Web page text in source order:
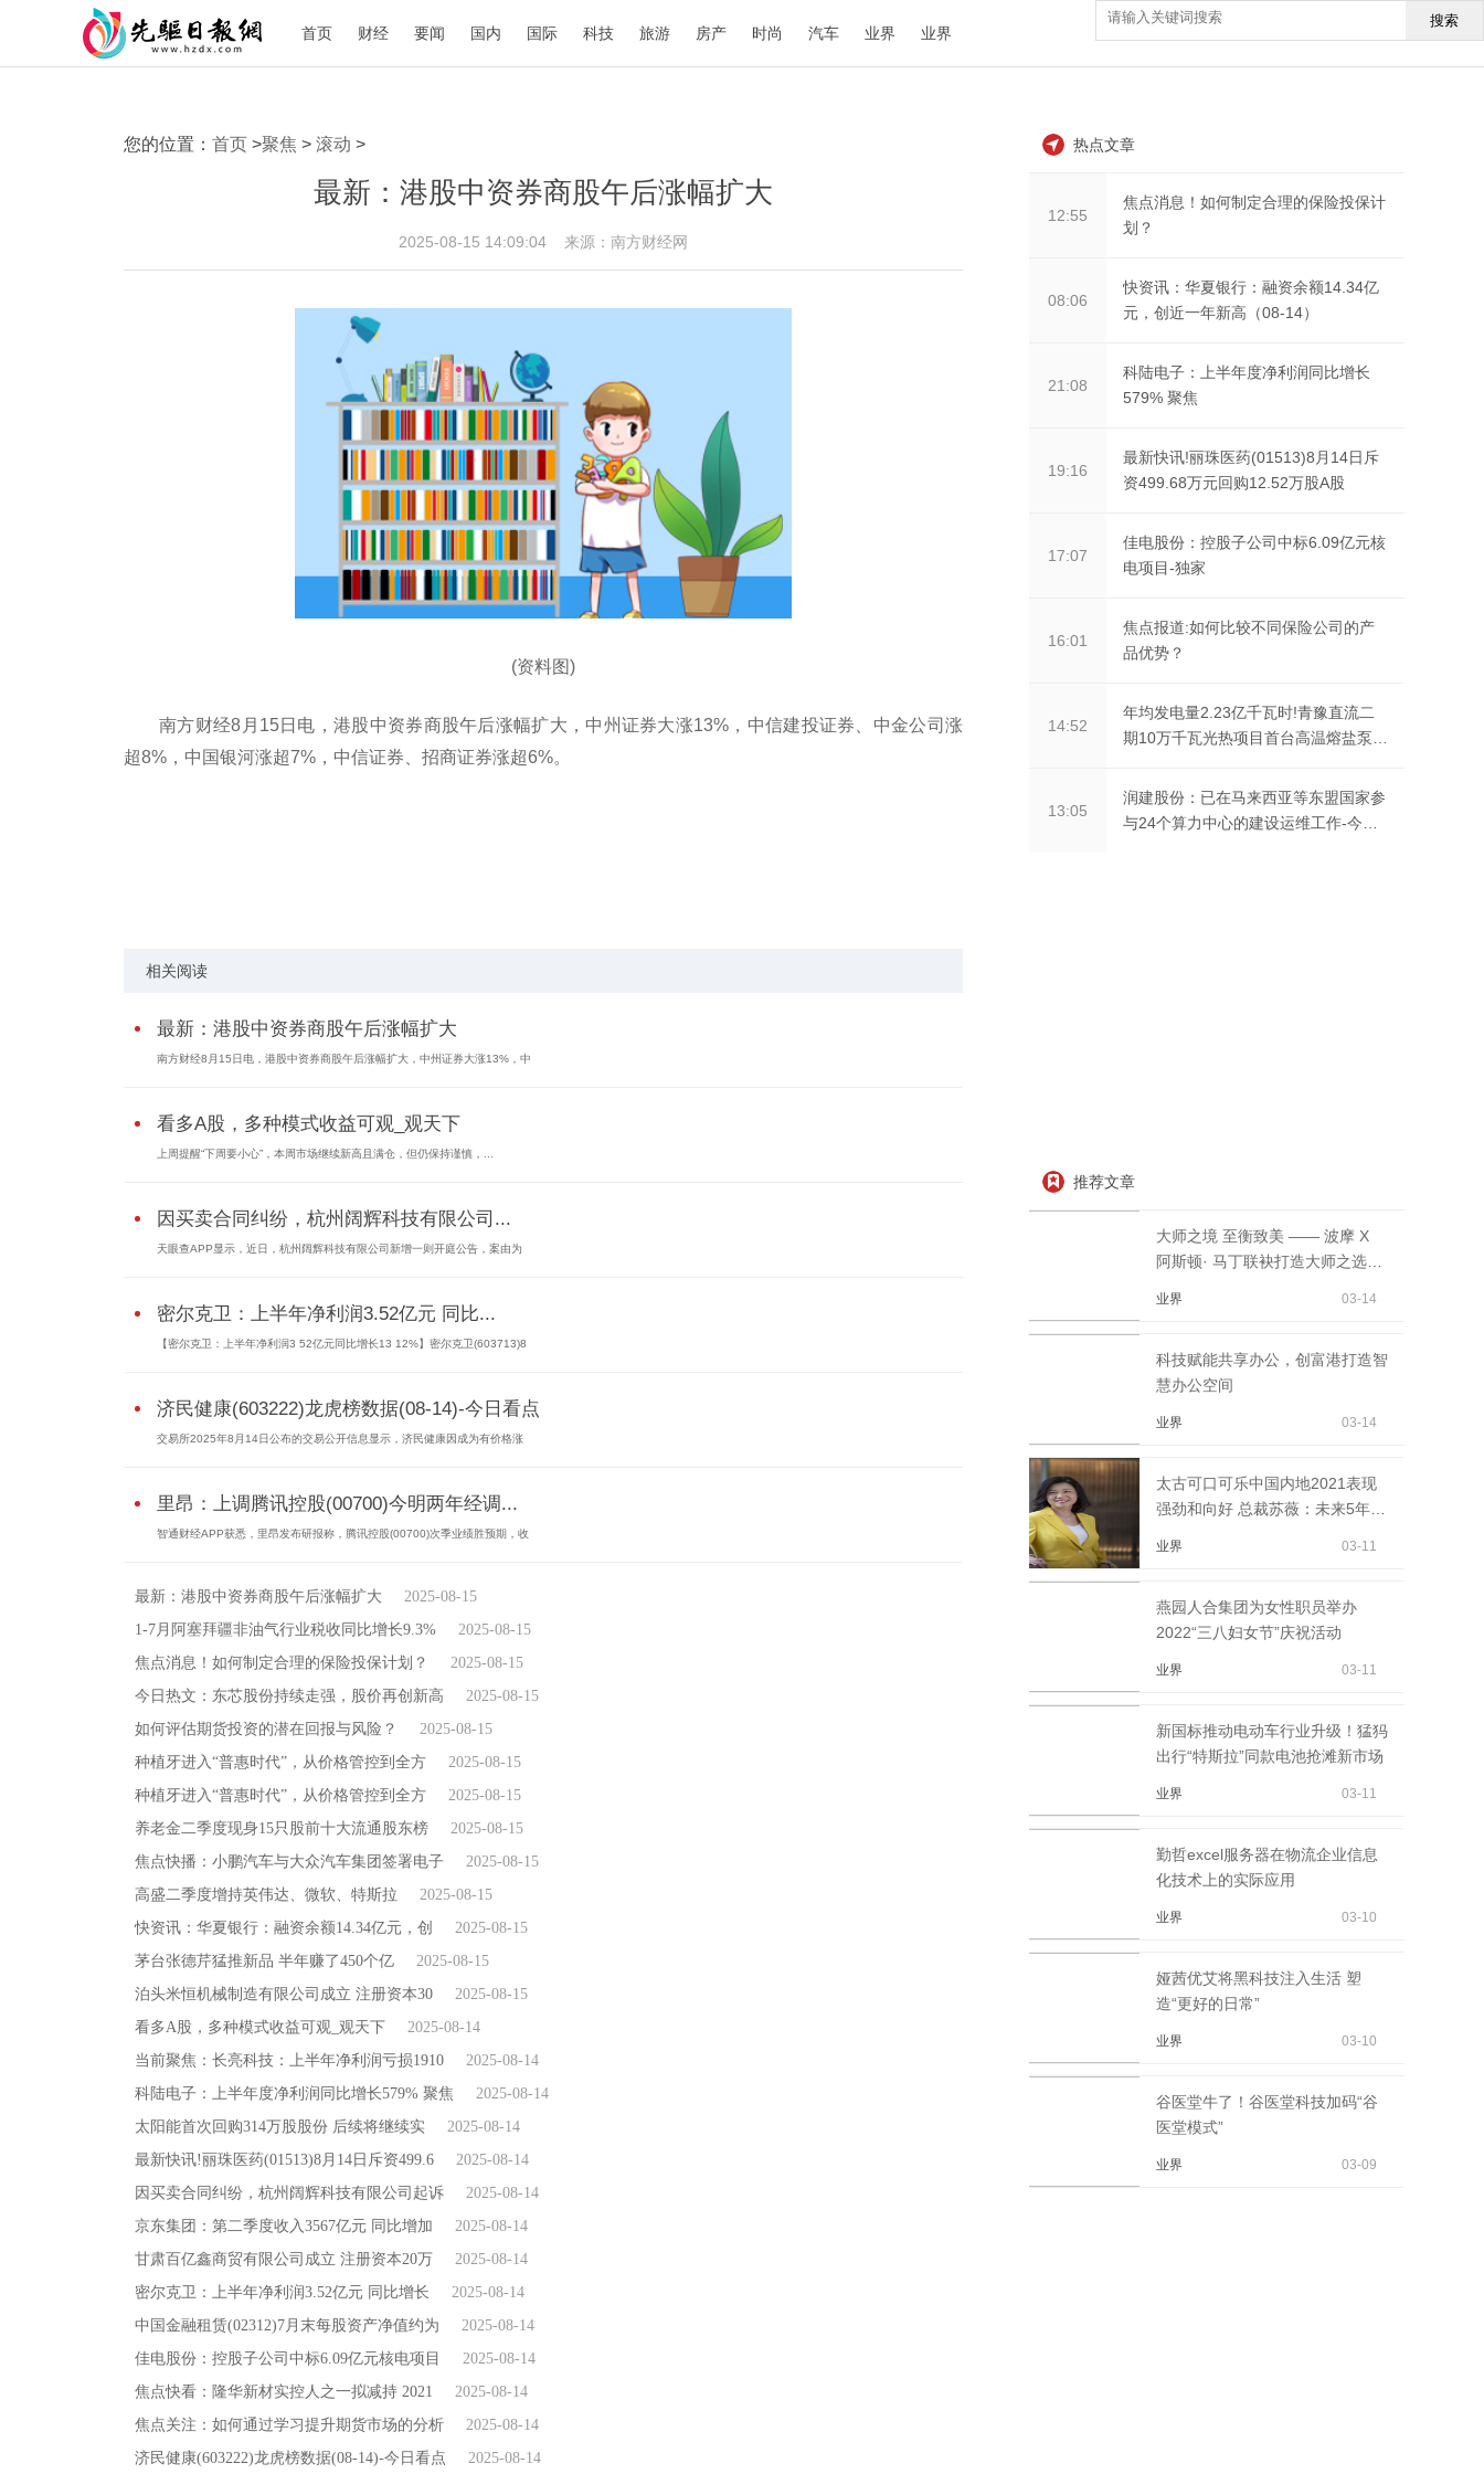
首页 财经 要闻 国内 国际 科技 旅游 房产 时尚 汽车 业界 业界
搜索
您的位置： 首页 >聚焦 > 滚动 >
最新：港股中资券商股午后涨幅扩大
2025-08-15 14:09:04 来源：南方财经网
(资料图)
南方财经8月15日电，港股中资券商股午后涨幅扩大，中州证券大涨13%，中信建投证券、中金公司涨
超8%，中国银河涨超7%，中信证券、招商证券涨超6%。
相关阅读
最新：港股中资券商股午后涨幅扩大
南方财经8月15日电，港股中资券商股午后涨幅扩大，中州证券大涨13%，中
看多A股，多种模式收益可观_观天下
上周提醒“下周要小心”，本周市场继续新高且满仓，但仍保持谨慎，...
因买卖合同纠纷，杭州阔辉科技有限公司...
天眼查APP显示，近日，杭州阔辉科技有限公司新增一则开庭公告，案由为
密尔克卫：上半年净利润3.52亿元 同比...
【密尔克卫：上半年净利润3 52亿元同比增长13 12%】密尔克卫(603713)8
济民健康(603222)龙虎榜数据(08-14)-今日看点
交易所2025年8月14日公布的交易公开信息显示，济民健康因成为有价格涨
里昂：上调腾讯控股(00700)今明两年经调...
智通财经APP获悉，里昂发布研报称，腾讯控股(00700)次季业绩胜预期，收
最新：港股中资券商股午后涨幅扩大
2025-08-15
1-7月阿塞拜疆非油气行业税收同比增长9.3%
2025-08-15
焦点消息！如何制定合理的保险投保计划？
2025-08-15
今日热文：东芯股份持续走强，股价再创新高
2025-08-15
如何评估期货投资的潜在回报与风险？
2025-08-15
种植牙进入“普惠时代”，从价格管控到全方
2025-08-15
种植牙进入“普惠时代”，从价格管控到全方
2025-08-15
养老金二季度现身15只股前十大流通股东榜
2025-08-15
焦点快播：小鹏汽车与大众汽车集团签署电子
2025-08-15
高盛二季度增持英伟达、微软、特斯拉
2025-08-15
快资讯：华夏银行：融资余额14.34亿元，创
2025-08-15
茅台张德芹猛推新品 半年赚了450个亿
2025-08-15
泊头米恒机械制造有限公司成立 注册资本30
2025-08-15
看多A股，多种模式收益可观_观天下
2025-08-14
当前聚焦：长亮科技：上半年净利润亏损1910
2025-08-14
科陆电子：上半年度净利润同比增长579% 聚焦
2025-08-14
太阳能首次回购314万股股份 后续将继续实
2025-08-14
最新快讯!丽珠医药(01513)8月14日斥资499.6
2025-08-14
因买卖合同纠纷，杭州阔辉科技有限公司起诉
2025-08-14
京东集团：第二季度收入3567亿元 同比增加
2025-08-14
甘肃百亿鑫商贸有限公司成立 注册资本20万
2025-08-14
密尔克卫：上半年净利润3.52亿元 同比增长
2025-08-14
中国金融租赁(02312)7月末每股资产净值约为
2025-08-14
佳电股份：控股子公司中标6.09亿元核电项目
2025-08-14
焦点快看：隆华新材实控人之一拟减持 2021
2025-08-14
焦点关注：如何通过学习提升期货市场的分析
2025-08-14
济民健康(603222)龙虎榜数据(08-14)-今日看点
2025-08-14
热点文章
12:55
焦点消息！如何制定合理的保险投保计
划？
08:06
快资讯：华夏银行：融资余额14.34亿
元，创近一年新高（08-14）
21:08
科陆电子：上半年度净利润同比增长
579% 聚焦
19:16
最新快讯!丽珠医药(01513)8月14日斥
资499.68万元回购12.52万股A股
17:07
佳电股份：控股子公司中标6.09亿元核
电项目-独家
16:01
焦点报道:如何比较不同保险公司的产
品优势？
14:52
年均发电量2.23亿千瓦时!青豫直流二
期10万千瓦光热项目首台高温熔盐泵安
13:05
润建股份：已在马来西亚等东盟国家参
与24个算力中心的建设运维工作-今日
推荐文章
大师之境 至衡致美 —— 波摩 X
阿斯顿· 马丁联袂打造大师之选21
业界 03-14
科技赋能共享办公，创富港打造智
慧办公空间
业界 03-14
太古可口可乐中国内地2021表现
强劲和向好 总裁苏薇：未来5年将
业界 03-11
燕园人合集团为女性职员举办
2022“三八妇女节”庆祝活动
业界 03-11
新国标推动电动车行业升级！猛犸
出行“特斯拉”同款电池抢滩新市场
业界 03-11
勤哲excel服务器在物流企业信息
化技术上的实际应用
业界 03-10
娅茜优艾将黑科技注入生活 塑
造“更好的日常”
业界 03-10
谷医堂牛了！谷医堂科技加码“谷
医堂模式”
业界 03-09